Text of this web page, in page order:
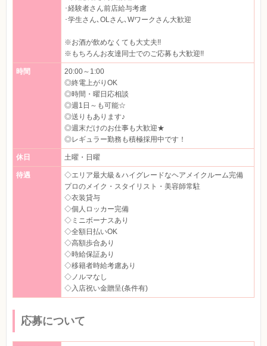
･経験者さん前店給与考慮
･学生さん､OLさん､Wワークさん大歓迎
※お酒が飲めなくても大丈夫!!
※もちろんお友達同士でのご応募も大歓迎!!
時間
20:00～1:00
◎終電上がりOK
◎時間・曜日応相談
◎週1日～も可能☆
◎送りもあります♪
◎週末だけのお仕事も大歓迎★
◎レギュラー勤務も積極採用中です！
休日 土曜・日曜
待遇
◇エリア最大級＆ハイグレードなヘアメイクルーム完備
プロのメイク・スタイリスト・美容師常駐
◇衣装貸与
◇個人ロッカー完備
◇ミニボーナスあり
◇全額日払いOK
◇高額歩合あり
◇時給保証あり
◇移籍者時給考慮あり
◇ノルマなし
◇入店祝い金贈呈(条件有)
応募について